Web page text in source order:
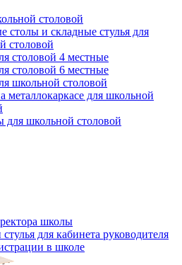
столовой
столы и складные стулья для
столовой
столовой 4 местные
столовой 6 местные
школьной столовой
металлокаркасе для школьной
для школьной столовой
школы
для кабинета руководителя
в школе